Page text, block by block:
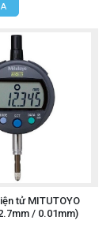
tử MITUTOYO
/ 0.01mm)